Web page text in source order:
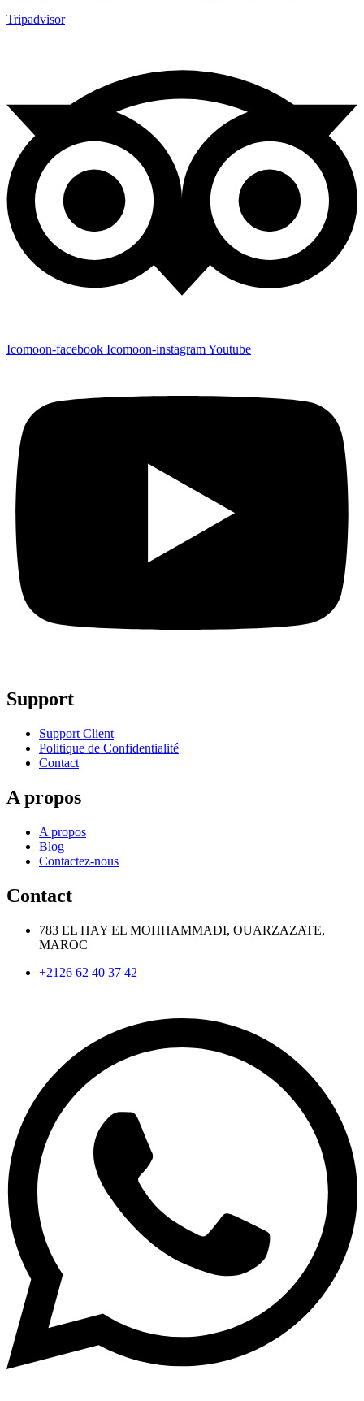
Tripadvisor
Icomoon-facebook Icomoon-instagramYoutube
Support
Support Client
Politique de Confidentialité
Contact
A propos
A propos
Blog
Contactez-nous
Contact
783 EL HAY EL MOHHAMMADI, OUARZAZATE,
MAROC
+2126 62 40 37 42